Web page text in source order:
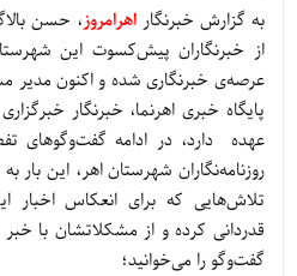
به گزارش خبرنگاراهرامروز
عرصه‌ی خبرنگاری شده و اکنون مدیر
پایگاه خبری اهرنما، خبرنگار
عهده دارد، در ادامه گفت‌وگوهای
روزنامه‌نگاران شهرستان اهر، این بار
تلاش‌هایی که برای انعکاس اخبار
قدردانی کرده و از مشکلاتشان با
گفت‌وگو را می‌خوانید؛